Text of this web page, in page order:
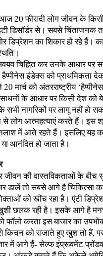
20 फीसदी लोग जीवन के
डिसॉर्डर से। सबसे
का शिकार हो रहे हैं।
चिह्नित कर उनके आधार
इंडेक्स को प्राथमिकता
मार्च को अंतरराष्ट्रीय
के आधार पर किसी देश को
सभी नागरिकों पर लागू नहीं
लोग आत्महत्याएं करते हैं। इस
में आते रहते हैं। इसलिए यह
आनंदित हो जाता है।
जीवन की वास्तविकताओं के
डालें तो सबसे आगे है चिकित्सा
को खींच रहा है। एंटी
छलक रही है। इसके आगे है
फॉलो करता इस बाजार का
को सजाते हुए खुश तो हैं,
में आगे हैं- सेल्फ इंप्रूवमेंट